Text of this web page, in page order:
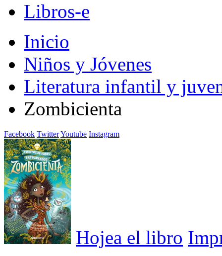
Libros-e
Inicio
Niños y Jóvenes
Literatura infantil y
Zombicienta
Facebook TwitterYoutube Instagram
Hojea el libro